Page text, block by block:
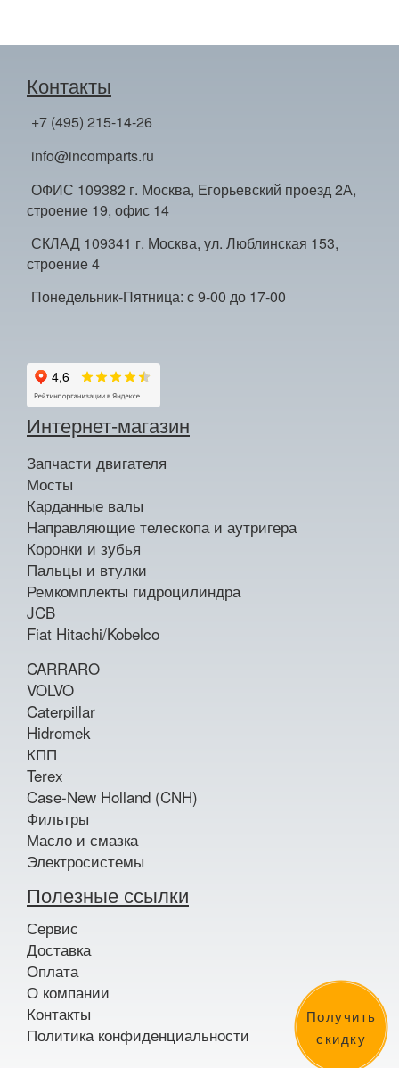
Получить
скидку
Контакты
+7 (495) 215-14-26
info@incomparts.ru
ОФИС 109382 г. Москва, Егорьевский проезд 2А,
строение 19, офис 14
СКЛАД 109341 г. Москва, ул. Люблинская 153,
строение 4
Понедельник-Пятница: с 9-00 до 17-00
Интернет-магазин
Запчасти двигателя
Мосты
Карданные валы
Направляющие телескопа и аутригера
Коронки и зубья
Пальцы и втулки
Ремкомплекты гидроцилиндра
JCB
Fiat Hitachi/Kobelco
CARRARO
VOLVO
Caterpillar
Hidromek
КПП
Terex
Case-New Holland (CNH)
Фильтры
Масло и смазка
Электросистемы
Полезные ссылки
Сервис
Доставка
Оплата
О компании
Контакты
Политика конфиденциальности